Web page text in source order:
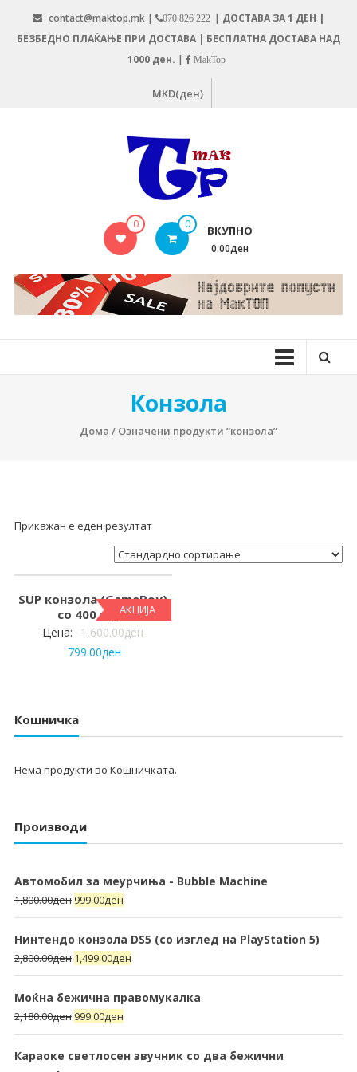
content
contact@maktop.mk | 070 826 222 | ДОСТАВА ЗА 1 ДЕН |
БЕЗБЕДНО ПЛАЌАЊЕ ПРИ ДОСТАВА | БЕСПЛАТНА ДОСТАВА НАД
1000 ден. | MakTop
MKD(ден)
MAKTOP.MK
0 0 ВКУПНО
0.00ден
Конзола
Дома / Означени продукти “конзола”
Прикажан е еден резултат
АКЦИЈА
SUP конзола (GameBoy)
со 400 игри
Цена: 1,600.00ден
799.00ден
Кошничка
Нема продукти во Кошничката.
Производи
Автомобил за меурчиња - Bubble Machine
1,800.00ден 999.00ден
Нинтендо конзола DS5 (со изглед на PlayStation 5)
2,800.00ден 1,499.00ден
Моќна бежична правомукалка
2,180.00ден 999.00ден
Караоке светлосен звучник со два бежични